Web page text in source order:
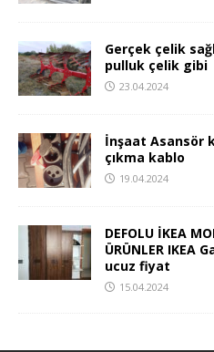
Gerçek çelik
pulluk çelik gibi
23.04.2024
İnşaat Asansör
çıkma kablo
19.04.2024
DEFOLU İKEA
ÜRÜNLER IKEA
ucuz fiyat
15.04.2024